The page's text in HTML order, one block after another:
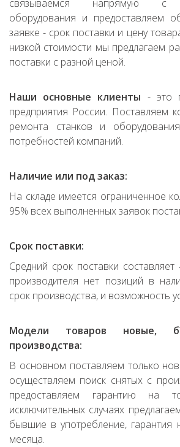
связываемся напрямую с
оборудования и предоставляем
заявке - срок поставки и цену
низкой стоимости мы предлагаем
поставки с разной ценой.
Наши основные клиенты - это
предприятия России. Поставляем
ремонта станков и
потребностей компаний.
Наличие или под заказ:
На складе имеется ограниченное
95% всех выполненных заявок
Срок поставки:
Средний срок поставки
производителя нет позиций в
срок производства, и возможность
Модели товаров новые,
производства:
В основном поставляем только
осуществляем поиск снятых с
предоставляем гарантию
исключительных случаях
бывшие в употребление, гарантия
месяца.